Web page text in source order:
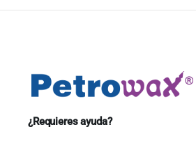
¿Requieres ayuda?